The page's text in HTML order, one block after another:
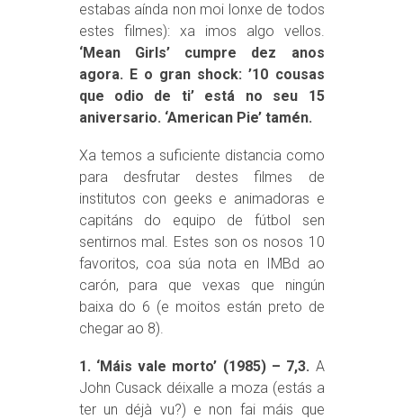
estabas aínda non moi lonxe de todos
estes filmes): xa imos algo vellos.
‘Mean Girls’ cumpre dez anos
agora. E o gran shock: ’10 cousas
que odio de ti’ está no seu 15
aniversario. ‘American Pie’ tamén.
Xa temos a suficiente distancia como
para desfrutar destes filmes de
institutos con geeks e animadoras e
capitáns do equipo de fútbol sen
sentirnos mal. Estes son os nosos 10
favoritos, coa súa nota en IMBd ao
carón, para que vexas que ningún
baixa do 6 (e moitos están preto de
chegar ao 8).
1. ‘Máis vale morto’ (1985) – 7,3. A
John Cusack déixalle a moza (estás a
ter un déjà vu?) e non fai máis que